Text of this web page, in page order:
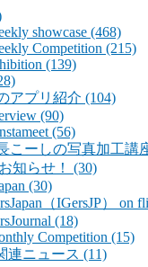
showcase (468)
Competition (215)
(139)
アプリ紹介 (104)
(90)
(56)
こーしの写真加工講
知らせ！ (30)
(30)
（IGersJP） on
(18)
Competition (15)
連ニュース (11)